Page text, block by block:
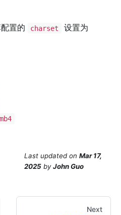
置的 charset 设置为
Last updated on Mar 17,
2025 byJohn Guo
Next